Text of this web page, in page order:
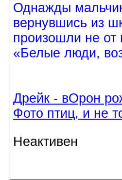
Однажды
вернувшись из
произошли не от
«Белые люди,
Дрейк - вОрон
Фото птиц, и не
Неактивен